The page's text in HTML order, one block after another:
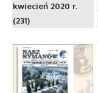
kwiecień 2020 r.
(231)